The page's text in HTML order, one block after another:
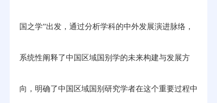
国之学”出发，通过分析学科的中外发展演进脉络，
系统性阐释了中国区域国别学的未来构建与发展方
向，明确了中国区域国别研究学者在这个重要过程中